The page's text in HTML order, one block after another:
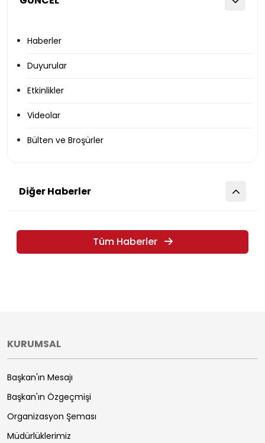
Haberler
Duyurular
Etkinlikler
Videolar
Bülten ve Broşürler
Diğer Haberler
Tüm Haberler
KURUMSAL
Başkan'ın Mesajı
Başkan'ın Özgeçmişi
Organizasyon Şeması
Müdürlüklerimiz